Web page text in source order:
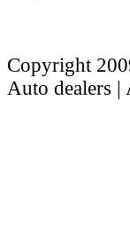
Copyright
Auto dealers